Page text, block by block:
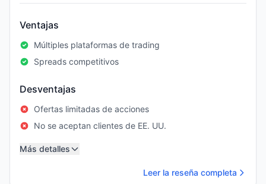
Ventajas
Múltiples plataformas de trading
Spreads competitivos
Desventajas
Ofertas limitadas de acciones
No se aceptan clientes de EE. UU.
Más detalles
Leer la reseña completa